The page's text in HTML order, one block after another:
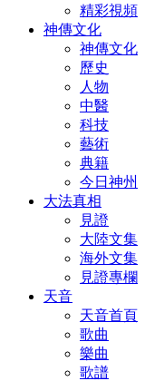
精彩視頻
神傳文化
神傳文化
歷史
人物
中醫
科技
藝術
典籍
今日神州
大法真相
見證
大陸文集
海外文集
見證專欄
天音
天音首頁
歌曲
樂曲
歌譜